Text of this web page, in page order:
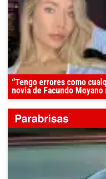
“Tengo errores como
novia de Facundo